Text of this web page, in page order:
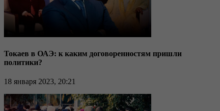
Токаев в ОАЭ: к каким договоренностям пришли
политики?
18 января 2023, 20:21